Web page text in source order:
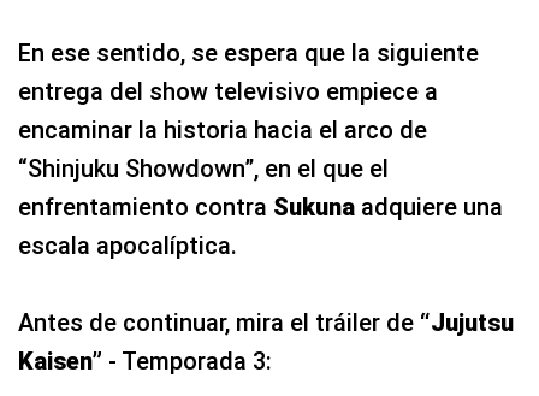
En ese sentido, se espera que la siguiente
entrega del show televisivo empiece a
encaminar la historia hacia el arco de
“Shinjuku Showdown”, en el que el
enfrentamiento contra Sukuna adquiere una
escala apocalíptica.
Antes de continuar, mira el tráiler de “Jujutsu
Kaisen” - Temporada 3: